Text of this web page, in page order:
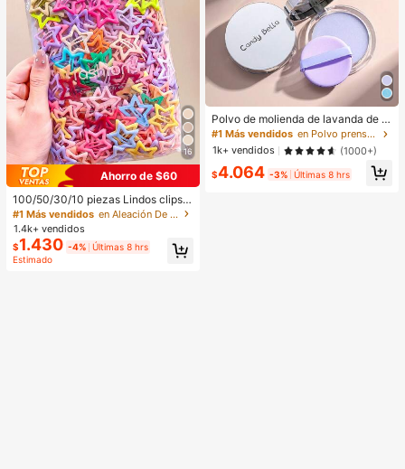
16
Ahorro de $60
100/50/30/10 piezas Lindos clips d
e estrella de cinco puntas estilo Y2
K, clips de cabello coloridos, acces
orios básicos para el cabello - Adec
uados para niñas, uso diario en la e
scuela, fiestas, deportes, estética
#1 Más vendidos
en Aleación De Hierro Accesorios para el cabello d
1.4k+ vendidos
$1.430 -4% Últimas 8 hrs
Estimado
Polvo de molienda de lavanda de n
ube blanca y cielo azul con esponj
a, polvo translúcido mate y congela
do para iluminar en un segundo.
#1 Más vendidos
en Polvo prensado Polvo
1k+ vendidos
(1000+)
$4.064 -3% Últimas 8 hrs